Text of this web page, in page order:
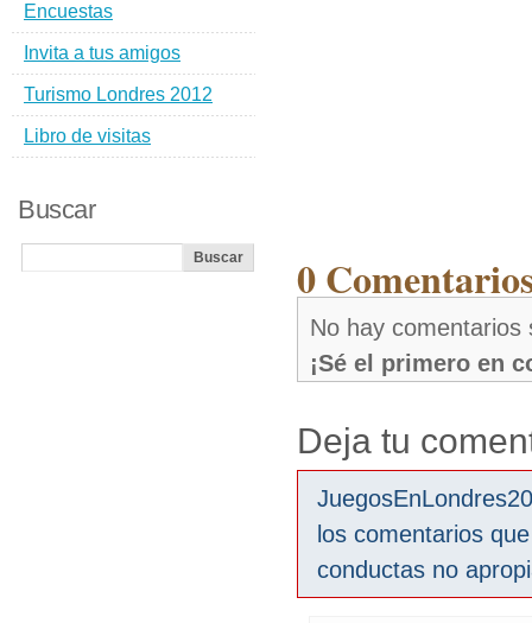
0
No hay comentarios
¡Sé el primero en
Deja tu
los comentarios
conductas no
Encuestas
Invita a tus amigos
Turismo Londres 2012
Libro de visitas
Buscar